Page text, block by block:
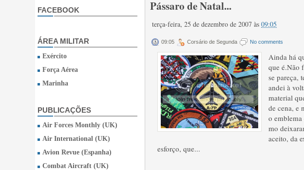
FACEBOOK
ÁREA MILITAR
Exército
Força Aérea
Marinha
PUBLICAÇÕES
Air Forces Monthly (UK)
Air International (UK)
Avion Revue (Espanha)
Combat Aircraft (UK)
Pássaro de Natal...
terça-feira, 25 de dezembro de 2007 às 09:05
09:05 Corsário de Segunda No comments
Ainda há
que é.Não
se pareça,
andei à
material
de cena, e
o
mo
aceito, da
esforço, que...